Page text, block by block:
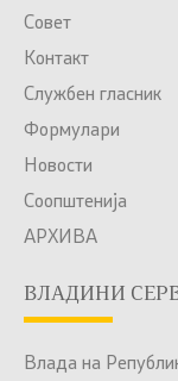
Совет
Контакт
Службен гласник
Формулари
Новости
Соопштенија
АРХИВА
ВЛАДИНИ
Влада на